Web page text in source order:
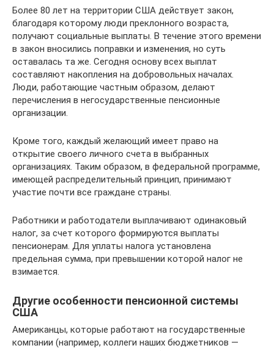
Более 80 лет на территории США действует закон,
благодаря которому люди преклонного возраста,
получают социальные выплаты. В течение этого времени
в закон вносились поправки и изменения, но суть
оставалась та же. Сегодня основу всех выплат
составляют накопления на добровольных началах.
Люди, работающие частным образом, делают
перечисления в негосударственные пенсионные
организации.
Кроме того, каждый желающий имеет право на
открытие своего личного счета в выбранных
организациях. Таким образом, в федеральной программе,
имеющей распределительный принцип, принимают
участие почти все граждане страны.
Работники и работодатели выплачивают одинаковый
налог, за счет которого формируются выплаты
пенсионерам. Для уплаты налога установлена
предельная сумма, при превышении которой налог не
взимается.
Другие особенности пенсионной системы
США
Американцы, которые работают на государственные
компании (например, коллеги наших бюджетников —